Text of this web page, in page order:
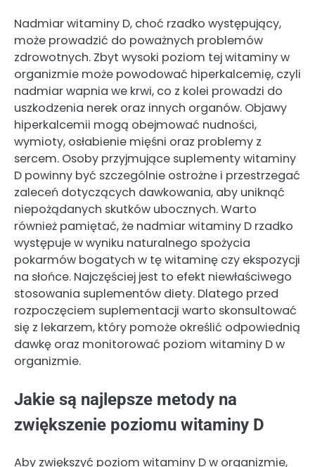
Nadmiar witaminy D, choć rzadko występujący,
może prowadzić do poważnych problemów
zdrowotnych. Zbyt wysoki poziom tej witaminy w
organizmie może powodować hiperkalcemię, czyli
nadmiar wapnia we krwi, co z kolei prowadzi do
uszkodzenia nerek oraz innych organów. Objawy
hiperkalcemii mogą obejmować nudności,
wymioty, osłabienie mięśni oraz problemy z
sercem. Osoby przyjmujące suplementy witaminy
D powinny być szczególnie ostrożne i przestrzegać
zaleceń dotyczących dawkowania, aby uniknąć
niepożądanych skutków ubocznych. Warto
również pamiętać, że nadmiar witaminy D rzadko
występuje w wyniku naturalnego spożycia
pokarmów bogatych w tę witaminę czy ekspozycji
na słońce. Najczęściej jest to efekt niewłaściwego
stosowania suplementów diety. Dlatego przed
rozpoczęciem suplementacji warto skonsultować
się z lekarzem, który pomoże określić odpowiednią
dawkę oraz monitorować poziom witaminy D w
organizmie.
Jakie są najlepsze metody na
zwiększenie poziomu witaminy D
Aby zwiększyć poziom witaminy D w organizmie,